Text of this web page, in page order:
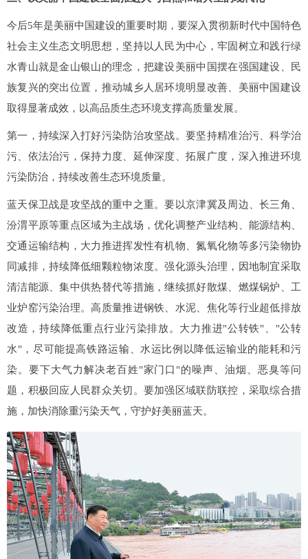
今后5年是美丽中国建设的重要时期，要深入贯彻新时代中国特色
社会主义生态文明思想，坚持以人民为中心，牢固树立和践行绿
水青山就是金山银山的理念，把建设美丽中国摆在强国建设、民
族复兴的突出位置，推动城乡人居环境明显改善、美丽中国建设
取得显著成效，以高品质生态环境支撑高质量发展。
第一，持续深入打好污染防治攻坚战。要坚持精准治污、科学治
污、依法治污，保持力度、延伸深度、拓展广度，深入推进环境
污染防治，持续改善生态环境质量。
蓝天保卫战是攻坚战的重中之重。要以京津冀及周边、长三角、
汾渭平原等重点区域为主战场，优化调整产业结构、能源结构、
交通运输结构，大力推进挥发性有机物、氮氧化物等多污染物协
同减排，持续降低细颗粒物浓度。强化源头治理，因地制宜采取
清洁能源、集中供热替代等措施，继续抓好散煤、燃煤锅炉、工
业炉窑污染治理。高质量推进钢铁、水泥、焦化等行业超低排放
改造，持续降低重点行业污染排放。大力推进"公转铁"、"公转
水"，尽可能提高铁路运输、水运比例以降低运输业的能耗和污
染。要下大气力解决老百姓"家门口"的噪声、油烟、恶臭等问
题，积极回应人民群众关切。要加强区域联防联控，采取综合措
施，加快消除重污染天气，守护好美丽蓝天。